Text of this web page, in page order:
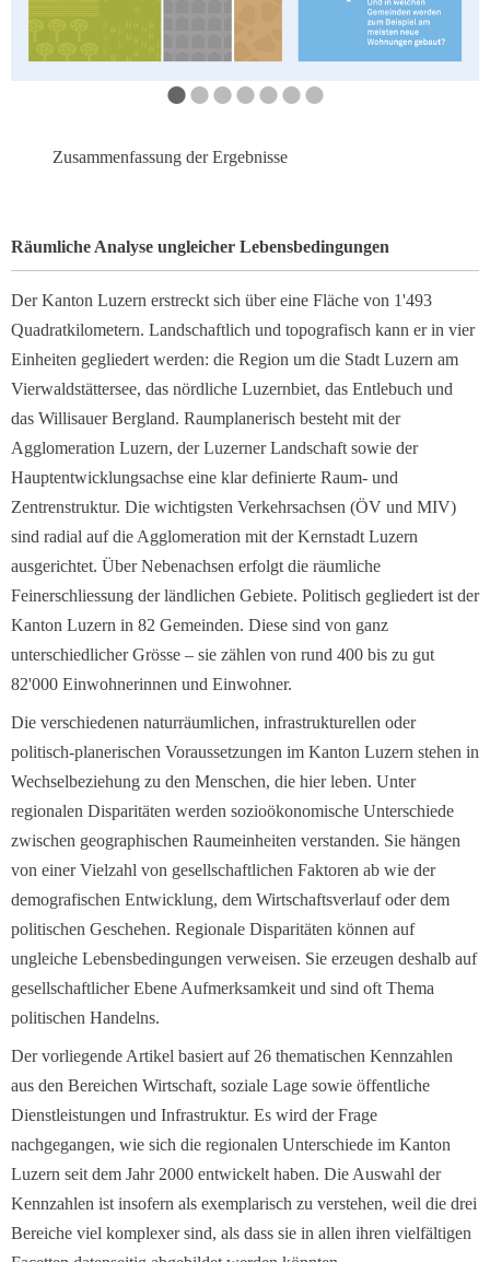
•••••••
Zusammenfassung der Ergebnisse
Räumliche Analyse ungleicher Lebensbedingungen
Der Kanton Luzern erstreckt sich über eine Fläche von 1'493
Quadratkilometern. Landschaftlich und topografisch kann er in vier
Einheiten gegliedert werden: die Region um die Stadt Luzern am
Vierwaldstättersee, das nördliche Luzernbiet, das Entlebuch und
das Willisauer Bergland. Raumplanerisch besteht mit der
Agglomeration Luzern, der Luzerner Landschaft sowie der
Hauptentwicklungsachse eine klar definierte Raum- und
Zentrenstruktur. Die wichtigsten Verkehrsachsen (ÖV und MIV)
sind radial auf die Agglomeration mit der Kernstadt Luzern
ausgerichtet. Über Nebenachsen erfolgt die räumliche
Feinerschliessung der ländlichen Gebiete. Politisch gegliedert ist der
Kanton Luzern in 82 Gemeinden. Diese sind von ganz
unterschiedlicher Grösse – sie zählen von rund 400 bis zu gut
82'000 Einwohnerinnen und Einwohner.
Die verschiedenen naturräumlichen, infrastrukturellen oder
politisch-planerischen Voraussetzungen im Kanton Luzern stehen in
Wechselbeziehung zu den Menschen, die hier leben. Unter
regionalen Disparitäten werden sozioökonomische Unterschiede
zwischen geographischen Raumeinheiten verstanden. Sie hängen
von einer Vielzahl von gesellschaftlichen Faktoren ab wie der
demografischen Entwicklung, dem Wirtschaftsverlauf oder dem
politischen Geschehen. Regionale Disparitäten können auf
ungleiche Lebensbedingungen verweisen. Sie erzeugen deshalb auf
gesellschaftlicher Ebene Aufmerksamkeit und sind oft Thema
politischen Handelns.
Der vorliegende Artikel basiert auf 26 thematischen Kennzahlen
aus den Bereichen Wirtschaft, soziale Lage sowie öffentliche
Dienstleistungen und Infrastruktur. Es wird der Frage
nachgegangen, wie sich die regionalen Unterschiede im Kanton
Luzern seit dem Jahr 2000 entwickelt haben. Die Auswahl der
Kennzahlen ist insofern als exemplarisch zu verstehen, weil die drei
Bereiche viel komplexer sind, als dass sie in allen ihren vielfältigen